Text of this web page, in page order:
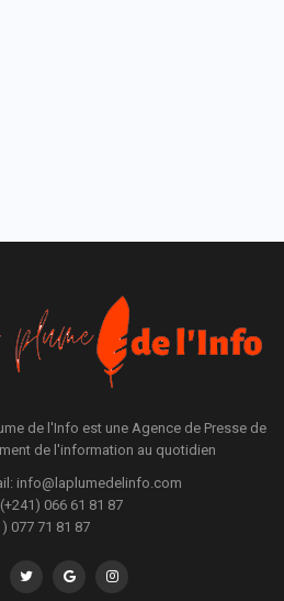
de l'Info est une Agence de Presse de
de l'information au quotidien
info@laplumedelinfo.com
(+241) 066 61 81 87
077 71 81 87